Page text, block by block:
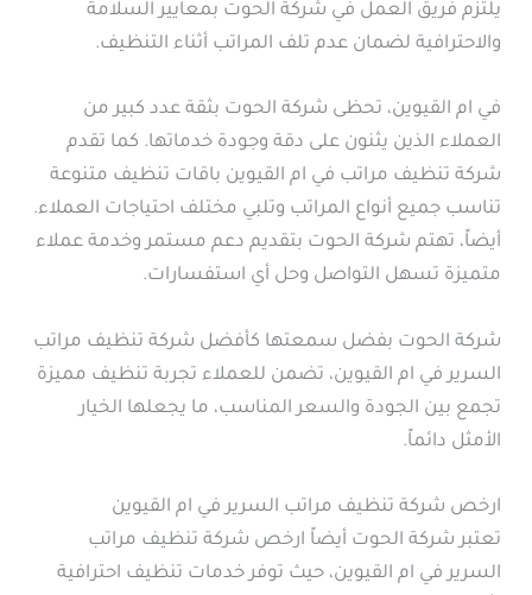
يلتزم فريق العمل في شركة الحوت بمعايير السلامة
والاحترافية لضمان عدم تلف المراتب أثناء التنظيف.
في ام القيوين، تحظى شركة الحوت بثقة عدد كبير من
العملاء الذين يثنون على دقة وجودة خدماتها. كما تقدم
شركة تنظيف مراتب في ام القيوين باقات تنظيف متنوعة
تناسب جميع أنواع المراتب وتلبي مختلف احتياجات العملاء.
أيضاً، تهتم شركة الحوت بتقديم دعم مستمر وخدمة عملاء
متميزة تسهل التواصل وحل أي استفسارات.
شركة الحوت بفضل سمعتها كأفضل شركة تنظيف مراتب
السرير في ام القيوين، تضمن للعملاء تجربة تنظيف مميزة
تجمع بين الجودة والسعر المناسب، ما يجعلها الخيار
الأمثل دائماً.
ارخص شركة تنظيف مراتب السرير في ام القيوين
تعتبر شركة الحوت أيضاً ارخص شركة تنظيف مراتب
السرير في ام القيوين، حيث توفر خدمات تنظيف احترافية